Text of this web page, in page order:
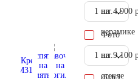
на
керамике
1 шт. 4.900
Фото
на
стекле
1 шт. 9.100